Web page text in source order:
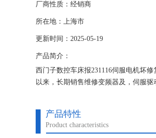
厂商性质：经销商
所在地：上海市
更新时间：2025-05-19
产品简介：
西门子数控车床报231116伺服电机坏
以来，长期销售维修变频器及，伺服
产品特性
Product characteristics